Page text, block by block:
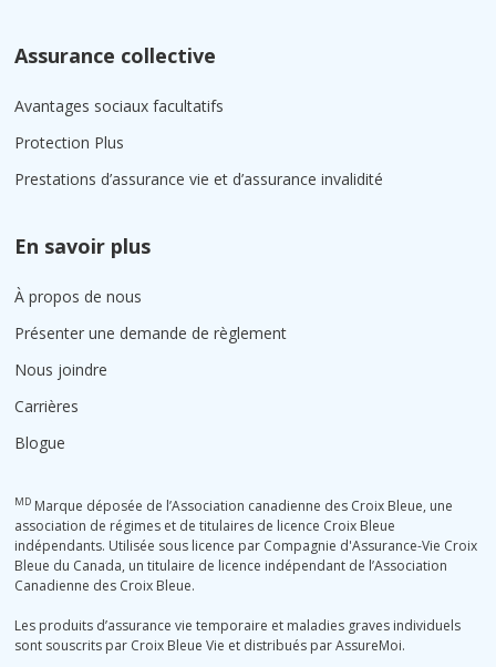
Assurance collective
Avantages sociaux facultatifs
Protection Plus
Prestations d’assurance vie et d’assurance invalidité
En savoir plus
À propos de nous
Présenter une demande de règlement
Nous joindre
Carrières
Blogue
MD Marque déposée de l’Association canadienne des Croix Bleue, une
association de régimes et de titulaires de licence Croix Bleue
indépendants. Utilisée sous licence par Compagnie d'Assurance-Vie Croix
Bleue du Canada, un titulaire de licence indépendant de l’Association
Canadienne des Croix Bleue.
Les produits d’assurance vie temporaire et maladies graves individuels
sont souscrits par Croix Bleue Vie et distribués par AssureMoi.